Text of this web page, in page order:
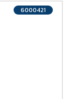
6000421